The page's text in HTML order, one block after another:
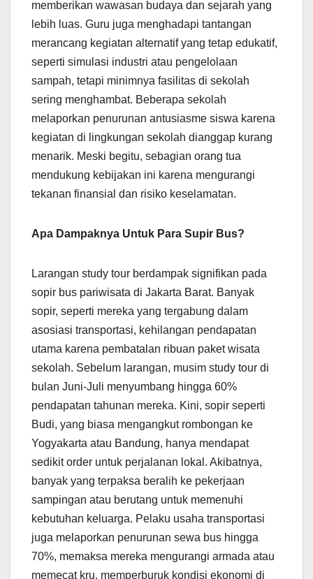
memberikan wawasan budaya dan sejarah yang
lebih luas. Guru juga menghadapi tantangan
merancang kegiatan alternatif yang tetap edukatif,
seperti simulasi industri atau pengelolaan
sampah, tetapi minimnya fasilitas di sekolah
sering menghambat. Beberapa sekolah
melaporkan penurunan antusiasme siswa karena
kegiatan di lingkungan sekolah dianggap kurang
menarik. Meski begitu, sebagian orang tua
mendukung kebijakan ini karena mengurangi
tekanan finansial dan risiko keselamatan.
Apa Dampaknya Untuk Para Supir Bus?
Larangan study tour berdampak signifikan pada
sopir bus pariwisata di Jakarta Barat. Banyak
sopir, seperti mereka yang tergabung dalam
asosiasi transportasi, kehilangan pendapatan
utama karena pembatalan ribuan paket wisata
sekolah. Sebelum larangan, musim study tour di
bulan Juni-Juli menyumbang hingga 60%
pendapatan tahunan mereka. Kini, sopir seperti
Budi, yang biasa mengangkut rombongan ke
Yogyakarta atau Bandung, hanya mendapat
sedikit order untuk perjalanan lokal. Akibatnya,
banyak yang terpaksa beralih ke pekerjaan
sampingan atau berutang untuk memenuhi
kebutuhan keluarga. Pelaku usaha transportasi
juga melaporkan penurunan sewa bus hingga
70%, memaksa mereka mengurangi armada atau
memecat kru, memperburuk kondisi ekonomi di